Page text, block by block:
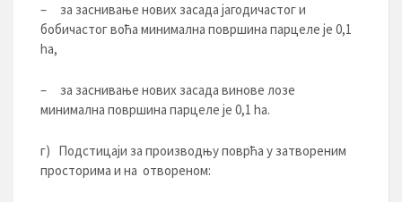
– за заснивање нових засада јагодичастог и
бобичастог воћа минимална површина парцеле је 0,1
hа,
– за заснивање нових засада винове лозе
минимална површина парцеле је 0,1 hа.
г) Подстицаји за производњу поврћа у затвореним
просторима и на отвореном: